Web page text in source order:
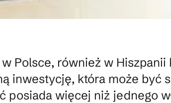
Polsce, również w
inwestycję, która może być
posiada więcej niż jednego